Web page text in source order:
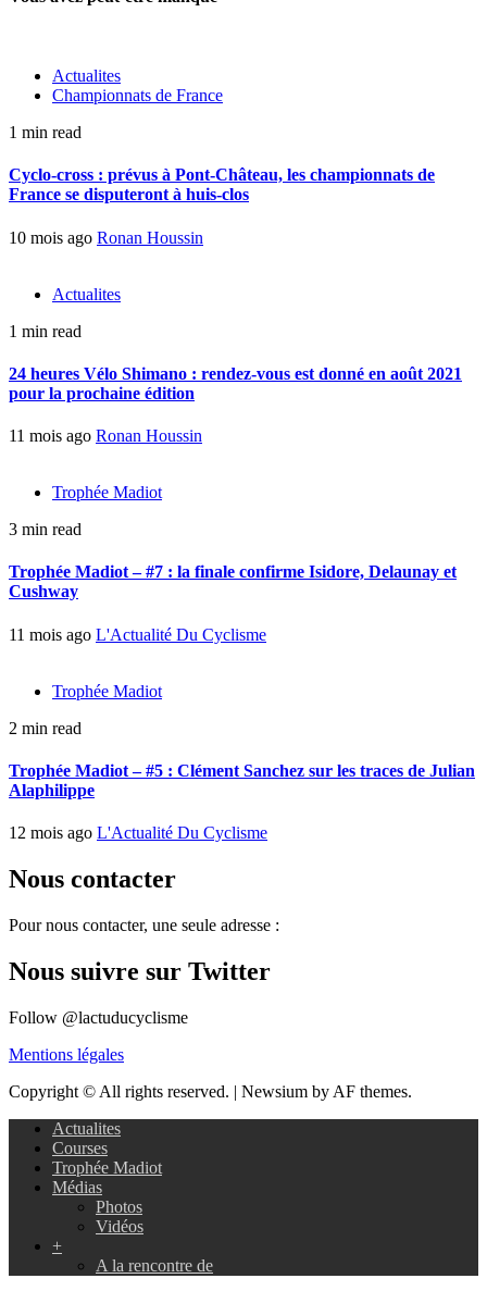
Actualites
Championnats de France
1 min read
Cyclo-cross : prévus à Pont-Château, les championnats de
France se disputeront à huis-clos
10 mois ago Ronan Houssin
Actualites
1 min read
24 heures Vélo Shimano : rendez-vous est donné en août 2021
pour la prochaine édition
11 mois ago Ronan Houssin
Trophée Madiot
3 min read
Trophée Madiot – #7 : la finale confirme Isidore, Delaunay et
Cushway
11 mois ago L'Actualité Du Cyclisme
Trophée Madiot
2 min read
Trophée Madiot – #5 : Clément Sanchez sur les traces de Julian
Alaphilippe
12 mois ago L'Actualité Du Cyclisme
Nous contacter
Pour nous contacter, une seule adresse :
Nous suivre sur Twitter
Follow @lactuducyclisme
Mentions légales
Copyright © All rights reserved. | Newsium by AF themes.
Actualites
Courses
Trophée Madiot
Médias
Photos
Vidéos
+
A la rencontre de